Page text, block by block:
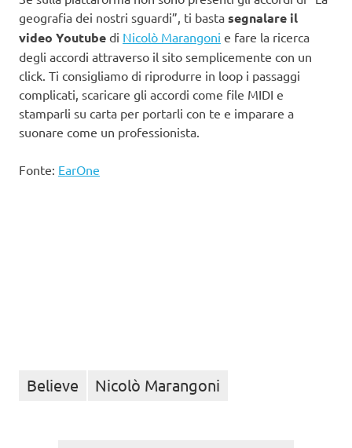
geografia dei nostri sguardi”, ti basta segnalare il
video Youtube di Nicolò Marangoni e fare la ricerca
degli accordi attraverso il sito semplicemente con un
click. Ti consigliamo di riprodurre in loop i passaggi
complicati, scaricare gli accordi come file MIDI e
stamparli su carta per portarli con te e imparare a
suonare come un professionista.
Fonte: EarOne
Believe Nicolò Marangoni